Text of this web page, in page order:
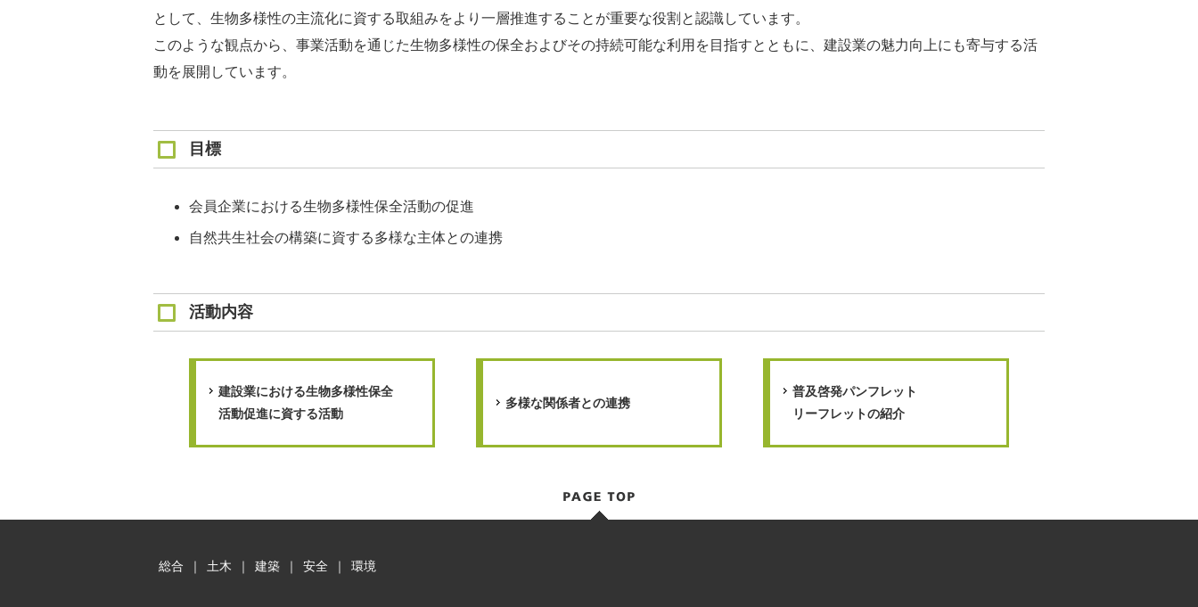
として、生物多様性の主流化に資する取組みをより一層推進することが重要な役割と認識しています。
このような観点から、事業活動を通じた生物多様性の保全およびその持続可能な利用を目指すとともに、建設業の魅力向上にも寄与する活
動を展開しています。
目標
会員企業における生物多様性保全活動の促進
自然共生社会の構築に資する多様な主体との連携
活動内容
建設業における生物多様性保全
活動促進に資する活動
多様な関係者との連携
普及啓発パンフレット
リーフレットの紹介
総合 ｜ 土木 ｜ 建築 ｜ 安全 ｜ 環境